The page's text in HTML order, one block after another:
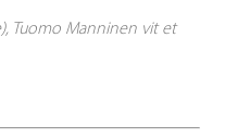
Tuomo Manninen vit et